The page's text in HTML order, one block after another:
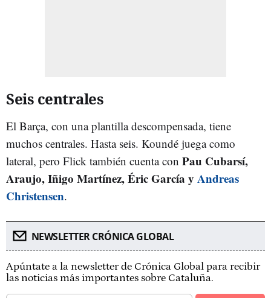
Seis centrales
El Barça, con una plantilla descompensada, tiene
muchos centrales. Hasta seis. Koundé juega como
lateral, pero Flick también cuenta con Pau Cubarsí,
Araujo, Iñigo Martínez, Éric García y Andreas
Christensen.
NEWSLETTER CRÓNICA GLOBAL
Apúntate a la newsletter de Crónica Global para recibir
las noticias más importantes sobre Cataluña.